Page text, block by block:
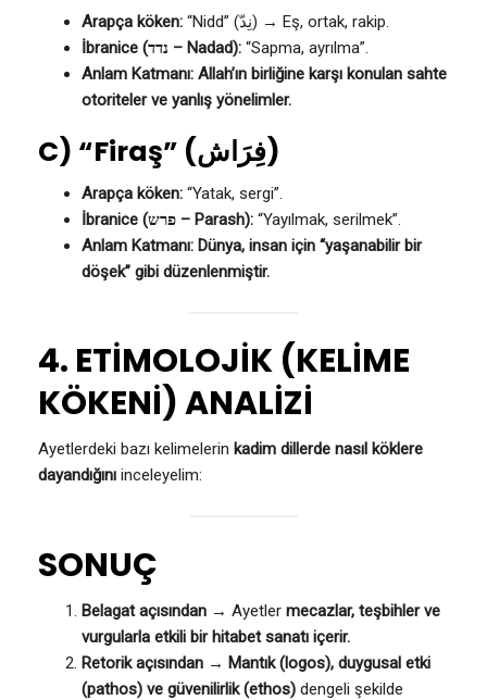
Arapça köken:
“Nidd” (نِدّ) → Eş, ortak, rakip.
İbranice (נדד – Nadad): “Sapma, ayrılma”.
Anlam Katmanı: Allah’ın birliğine karşı konulan sahte
otoriteler ve yanlış yönelimler.
C) “Firaş” (فِرَاش)
Arapça köken: “Yatak, sergi”.
İbranice (פרש – Parash): “Yayılmak, serilmek”.
Anlam Katmanı: Dünya, insan için “yaşanabilir bir
döşek” gibi düzenlenmiştir.
4. ETİMOLOJİK (KELİME
KÖKENİ) ANALİZİ
Ayetlerdeki bazı kelimelerin kadim dillerde nasıl köklere
dayandığını inceleyelim:
SONUÇ
Belagat açısından → Ayetler mecazlar, teşbihler ve
vurgularla etkili bir hitabet sanatı içerir.
Retorik açısından → Mantık (logos), duygusal etki
(pathos) ve güvenilirlik (ethos) dengeli şekilde